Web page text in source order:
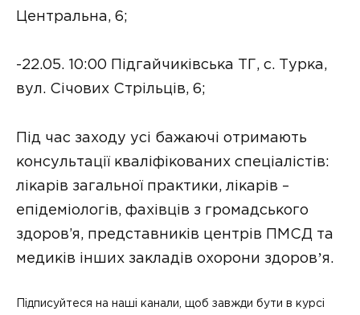
Центральна, 6;
-22.05. 10:00 Підгайчиківська ТГ, с. Турка,
вул. Січових Стрільців, 6;
Під час заходу усі бажаючі отримають
консультації кваліфікованих спеціалістів:
лікарів загальної практики, лікарів –
епідеміологів, фахівців з громадського
здоров’я, представників центрів ПМСД та
медиків інших закладів охорони здоровʼя.
Підписуйтеся на наші канали, щоб завжди бути в курсі